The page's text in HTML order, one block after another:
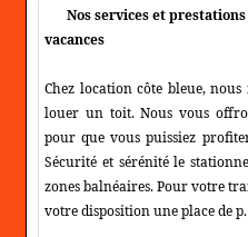
Nos services et
vacances
Chez location côte bleue,
louer un toit. Nous vous
pour que vous puissiez
Sécurité et sérénité le
zones balnéaires. Pour votre
votre disposition une place de p.